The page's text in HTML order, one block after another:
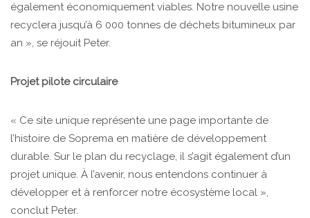
également économiquement viables. Notre nouvelle usine
recyclera jusqu’à 6 000 tonnes de déchets bitumineux par
an », se réjouit Peter.
Projet pilote circulaire
« Ce site unique représente une page importante de
l’histoire de Soprema en matière de développement
durable. Sur le plan du recyclage, il s’agit également d’un
projet unique. À l’avenir, nous entendons continuer à
développer et à renforcer notre écosystème local »,
conclut Peter.